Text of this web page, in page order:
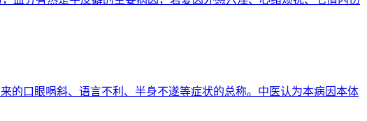
的口眼㖞斜、语言不利、半身不遂等症状的总称。中医认为本病因本体